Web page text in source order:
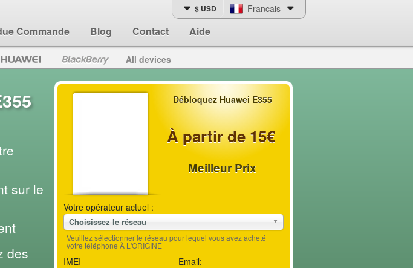
Commande Blog Contact Aide
$ USD Francais
All devices
Débloquez Huawei E355
À partir de 15€
Meilleur Prix
Votre opérateur actuel :
Choisissez le réseau
Veuillez sélectionner le réseau pour lequel vous avez acheté
votre téléphone À L'ORIGINE
IMEI Email:
sur le
des